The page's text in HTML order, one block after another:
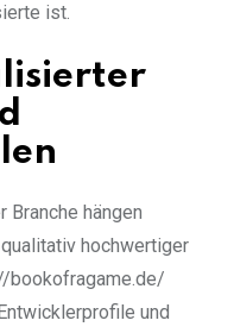
ist.
Branche hängen
hochwertiger
bookofragame.de/
und